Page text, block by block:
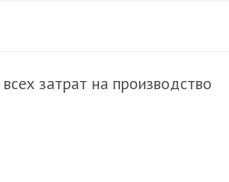
затрат на производство